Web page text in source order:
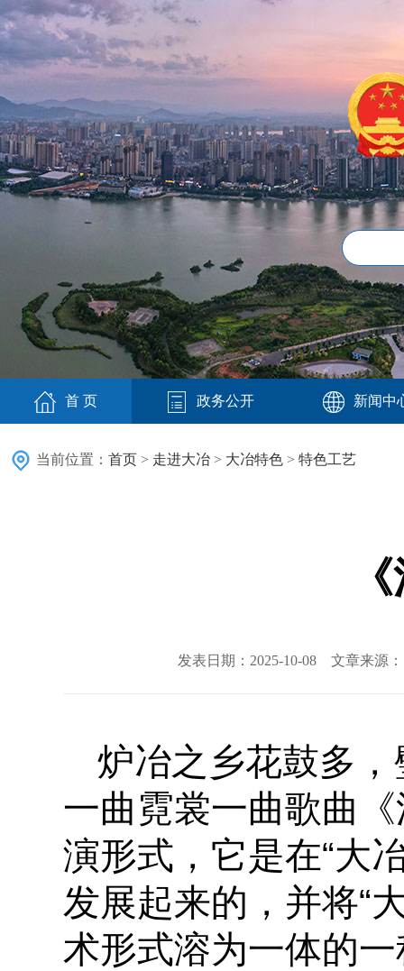
首 页 政务公开 新闻中
当前位置： 首页 > 走进大冶 > 大冶特色 > 特色工艺
发表日期：2025-10-08 文章来源
炉冶之乡花鼓多
一曲霓裳一曲歌曲
演形式，它是在“大
发展起来的，并将“
术形式溶为一体的